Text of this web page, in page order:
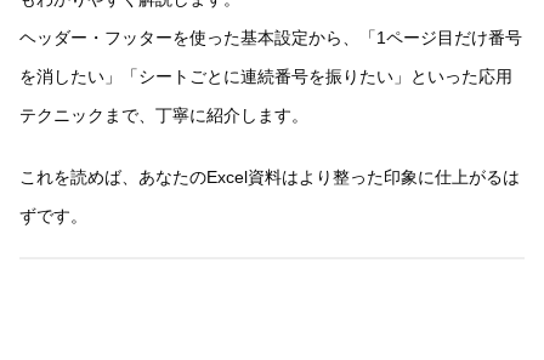
ヘッダー・フッターを使った基本設定から、「1ページ目だけ番号
を消したい」「シートごとに連続番号を振りたい」といった応用
テクニックまで、丁寧に紹介します。
これを読めば、あなたのExcel資料はより整った印象に仕上がるは
ずです。